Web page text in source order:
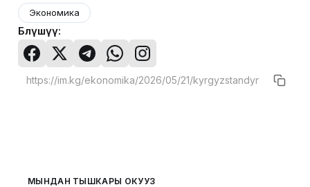
Экономика
Бөлүшүү:
МЫНДАН ТЫШКАРЫ ОКУҢУЗ